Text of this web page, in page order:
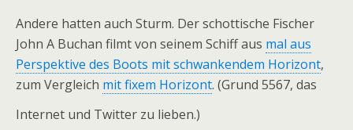
Andere hatten auch Sturm. Der schottische Fischer
John A Buchan filmt von seinem Schiff aus mal aus
Perspektive des Boots mit schwankendem Horizont,
zum Vergleich mit fixem Horizont. (Grund 5567, das
Internet und Twitter zu lieben.)